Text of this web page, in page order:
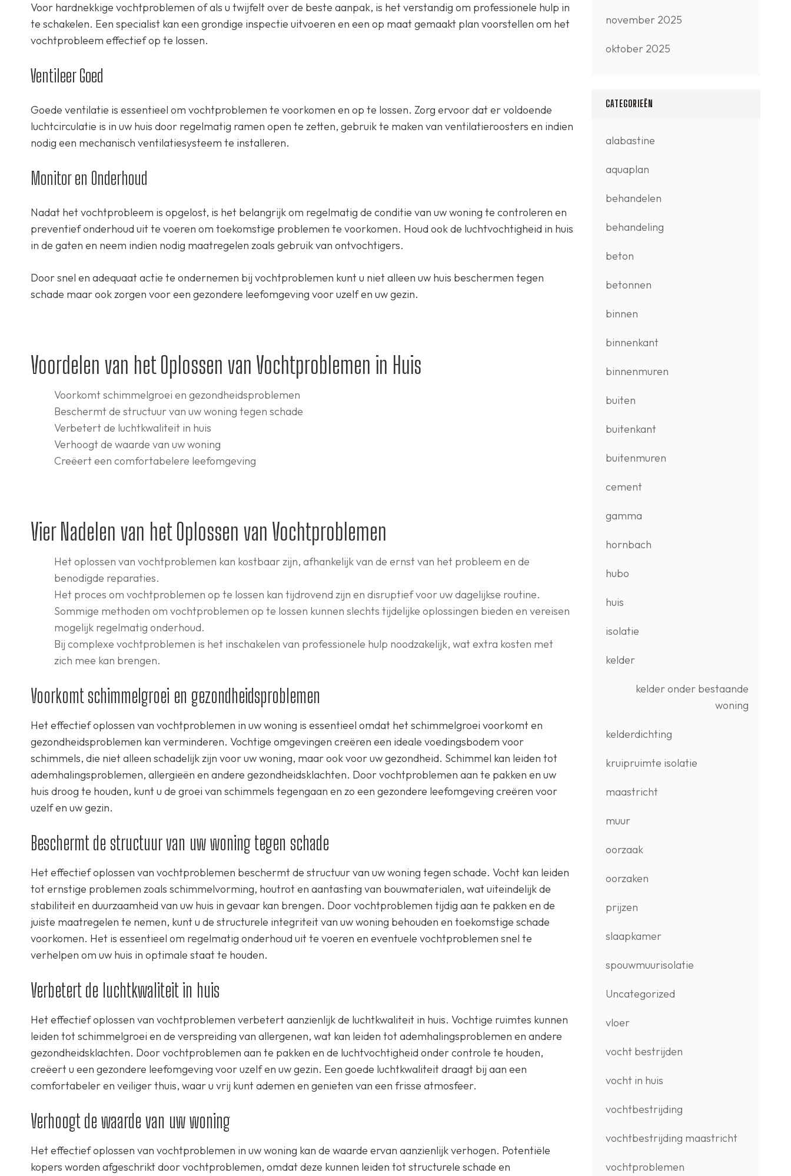
Voor hardnekkige vochtproblemen of als u twijfelt over de beste aanpak, is het verstandig om professionele hulp in
te schakelen. Een specialist kan een grondige inspectie uitvoeren en een op maat gemaakt plan voorstellen om het
vochtprobleem effectief op te lossen.
Ventileer Goed
Goede ventilatie is essentieel om vochtproblemen te voorkomen en op te lossen. Zorg ervoor dat er voldoende
luchtcirculatie is in uw huis door regelmatig ramen open te zetten, gebruik te maken van ventilatieroosters en indien
nodig een mechanisch ventilatiesysteem te installeren.
Monitor en Onderhoud
Nadat het vochtprobleem is opgelost, is het belangrijk om regelmatig de conditie van uw woning te controleren en
preventief onderhoud uit te voeren om toekomstige problemen te voorkomen. Houd ook de luchtvochtigheid in huis
in de gaten en neem indien nodig maatregelen zoals gebruik van ontvochtigers.
Door snel en adequaat actie te ondernemen bij vochtproblemen kunt u niet alleen uw huis beschermen tegen
schade maar ook zorgen voor een gezondere leefomgeving voor uzelf en uw gezin.
Voordelen van het Oplossen van Vochtproblemen in Huis
Voorkomt schimmelgroei en gezondheidsproblemen
Beschermt de structuur van uw woning tegen schade
Verbetert de luchtkwaliteit in huis
Verhoogt de waarde van uw woning
Creëert een comfortabelere leefomgeving
Vier Nadelen van het Oplossen van Vochtproblemen
Het oplossen van vochtproblemen kan kostbaar zijn, afhankelijk van de ernst van het probleem en de
benodigde reparaties.
Het proces om vochtproblemen op te lossen kan tijdrovend zijn en disruptief voor uw dagelijkse routine.
Sommige methoden om vochtproblemen op te lossen kunnen slechts tijdelijke oplossingen bieden en vereisen
mogelijk regelmatig onderhoud.
Bij complexe vochtproblemen is het inschakelen van professionele hulp noodzakelijk, wat extra kosten met
zich mee kan brengen.
Voorkomt schimmelgroei en gezondheidsproblemen
Het effectief oplossen van vochtproblemen in uw woning is essentieel omdat het schimmelgroei voorkomt en
gezondheidsproblemen kan verminderen. Vochtige omgevingen creëren een ideale voedingsbodem voor
schimmels, die niet alleen schadelijk zijn voor uw woning, maar ook voor uw gezondheid. Schimmel kan leiden tot
ademhalingsproblemen, allergieën en andere gezondheidsklachten. Door vochtproblemen aan te pakken en uw
huis droog te houden, kunt u de groei van schimmels tegengaan en zo een gezondere leefomgeving creëren voor
uzelf en uw gezin.
Beschermt de structuur van uw woning tegen schade
Het effectief oplossen van vochtproblemen beschermt de structuur van uw woning tegen schade. Vocht kan leiden
tot ernstige problemen zoals schimmelvorming, houtrot en aantasting van bouwmaterialen, wat uiteindelijk de
stabiliteit en duurzaamheid van uw huis in gevaar kan brengen. Door vochtproblemen tijdig aan te pakken en de
juiste maatregelen te nemen, kunt u de structurele integriteit van uw woning behouden en toekomstige schade
voorkomen. Het is essentieel om regelmatig onderhoud uit te voeren en eventuele vochtproblemen snel te
verhelpen om uw huis in optimale staat te houden.
Verbetert de luchtkwaliteit in huis
Het effectief oplossen van vochtproblemen verbetert aanzienlijk de luchtkwaliteit in huis. Vochtige ruimtes kunnen
leiden tot schimmelgroei en de verspreiding van allergenen, wat kan leiden tot ademhalingsproblemen en andere
gezondheidsklachten. Door vochtproblemen aan te pakken en de luchtvochtigheid onder controle te houden,
creëert u een gezondere leefomgeving voor uzelf en uw gezin. Een goede luchtkwaliteit draagt bij aan een
comfortabeler en veiliger thuis, waar u vrij kunt ademen en genieten van een frisse atmosfeer.
Verhoogt de waarde van uw woning
Het effectief oplossen van vochtproblemen in uw woning kan de waarde ervan aanzienlijk verhogen. Potentiële
kopers worden afgeschrikt door vochtproblemen, omdat deze kunnen leiden tot structurele schade en
november 2025
oktober 2025
CATEGORIEËN
alabastine
aquaplan
behandelen
behandeling
beton
betonnen
binnen
binnenkant
binnenmuren
buiten
buitenkant
buitenmuren
cement
gamma
hornbach
hubo
huis
isolatie
kelder
kelder onder bestaande
woning
kelderdichting
kruipruimte isolatie
maastricht
muur
oorzaak
oorzaken
prijzen
slaapkamer
spouwmuurisolatie
Uncategorized
vloer
vocht bestrijden
vocht in huis
vochtbestrijding
vochtbestrijding maastricht
vochtproblemen